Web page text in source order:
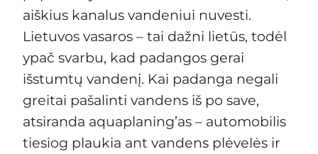
aiškius kanalus vandeniui nuvesti.
Lietuvos vasaros – tai dažni lietūs, todėl
ypač svarbu, kad padangos gerai
išstumtų vandenį. Kai padanga negali
greitai pašalinti vandens iš po save,
atsiranda aquaplaning’as – automobilis
tiesiog plaukia ant vandens plėvelės ir